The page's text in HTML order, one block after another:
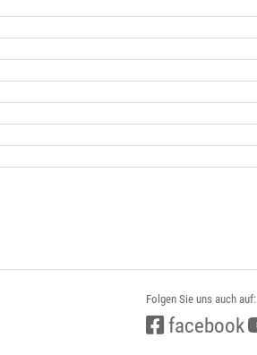
Folgen Sie uns auch auf:
facebook